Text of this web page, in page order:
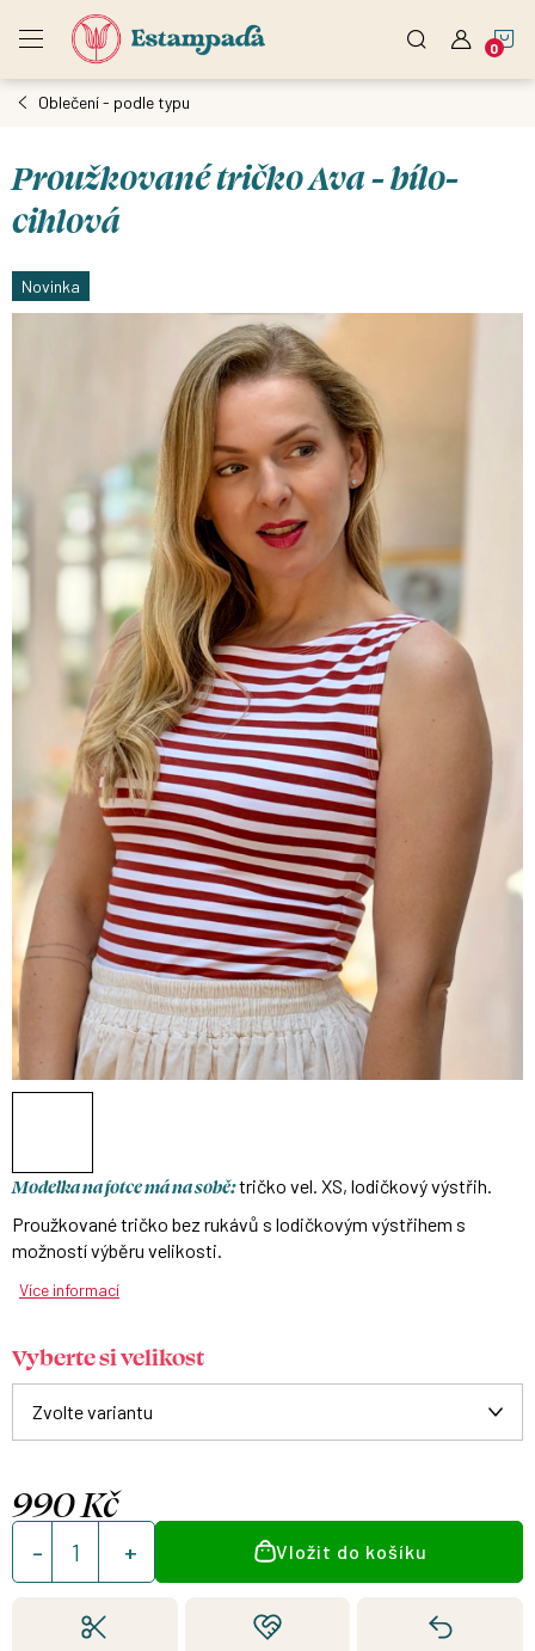
Oblečení - podle typu
Proužkované tričko Ava - bílo-
cihlová
Novinka
Modelka na fotce má na sobě:tričko vel. XS, lodičkový výstřih.
Proužkované tričko bez rukávů s lodičkovým výstřihem s
možností výběru velikosti.
Více informací
Vyberte si velikost
990 Kč
Měrná
cena:
Vložit do košíku